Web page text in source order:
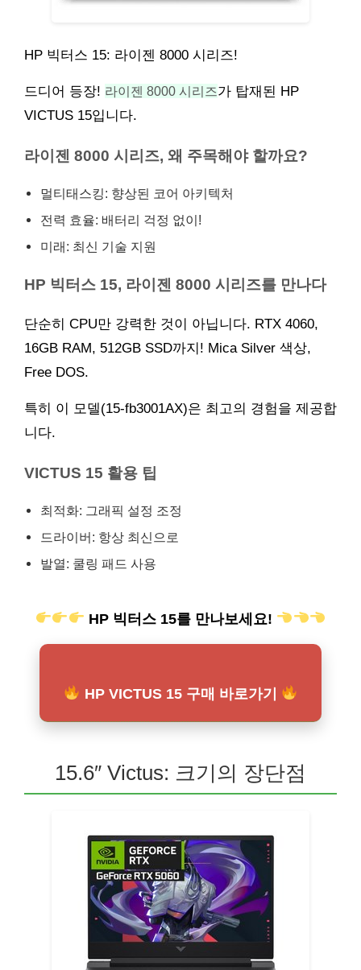
HP 빅터스 15: 라이젠 8000 시리즈!
드디어 등장! 라이젠 8000 시리즈가 탑재된 HP
VICTUS 15입니다.
라이젠 8000 시리즈, 왜 주목해야 할까요?
멀티태스킹: 향상된 코어 아키텍처
전력 효율: 배터리 걱정 없이!
미래: 최신 기술 지원
HP 빅터스 15, 라이젠 8000 시리즈를 만나다
단순히 CPU만 강력한 것이 아닙니다. RTX 4060,
16GB RAM, 512GB SSD까지! Mica Silver 색상,
Free DOS.
특히 이 모델(15-fb3001AX)은 최고의 경험을 제공합
니다.
VICTUS 15 활용 팁
최적화: 그래픽 설정 조정
드라이버: 항상 최신으로
발열: 쿨링 패드 사용
HP 빅터스 15를 만나보세요!
HP VICTUS 15 구매 바로가기
15.6″ Victus: 크기의 장단점